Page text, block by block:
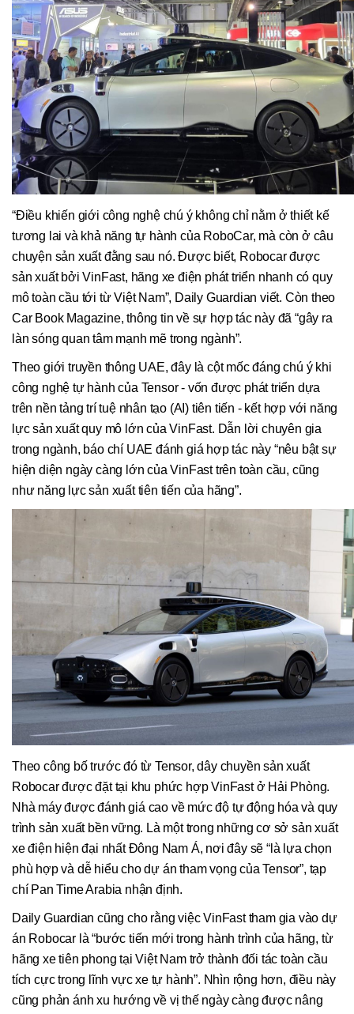
“Điều khiến giới công nghệ chú ý không chỉ nằm ở thiết kế
tương lai và khả năng tự hành của RoboCar, mà còn ở câu
chuyện sản xuất đằng sau nó. Được biết, Robocar được
sản xuất bởi VinFast, hãng xe điện phát triển nhanh có quy
mô toàn cầu tới từ Việt Nam”, Daily Guardian viết. Còn theo
Car Book Magazine, thông tin về sự hợp tác này đã “gây ra
làn sóng quan tâm mạnh mẽ trong ngành”.
Theo giới truyền thông UAE, đây là cột mốc đáng chú ý khi
công nghệ tự hành của Tensor - vốn được phát triển dựa
trên nền tảng trí tuệ nhân tạo (AI) tiên tiến - kết hợp với năng
lực sản xuất quy mô lớn của VinFast. Dẫn lời chuyên gia
trong ngành, báo chí UAE đánh giá hợp tác này “nêu bật sự
hiện diện ngày càng lớn của VinFast trên toàn cầu, cũng
như năng lực sản xuất tiên tiến của hãng”.
Theo công bố trước đó từ Tensor, dây chuyền sản xuất
Robocar được đặt tại khu phức hợp VinFast ở Hải Phòng.
Nhà máy được đánh giá cao về mức độ tự động hóa và quy
trình sản xuất bền vững. Là một trong những cơ sở sản xuất
xe điện hiện đại nhất Đông Nam Á, nơi đây sẽ “là lựa chọn
phù hợp và dễ hiểu cho dự án tham vọng của Tensor”, tạp
chí Pan Time Arabia nhận định.
Daily Guardian cũng cho rằng việc VinFast tham gia vào dự
án Robocar là “bước tiến mới trong hành trình của hãng, từ
hãng xe tiên phong tại Việt Nam trở thành đối tác toàn cầu
tích cực trong lĩnh vực xe tự hành”. Nhìn rộng hơn, điều này
cũng phản ánh xu hướng về vị thế ngày càng được nâng